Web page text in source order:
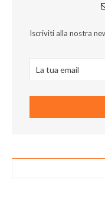
Iscriviti alla nostra